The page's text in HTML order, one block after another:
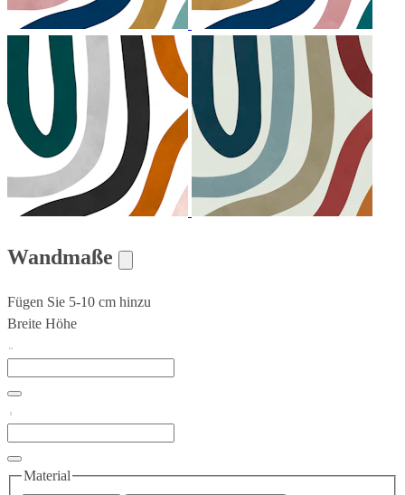
Wandmaße
Fügen Sie 5-10 cm hinzu
Breite Höhe
Material